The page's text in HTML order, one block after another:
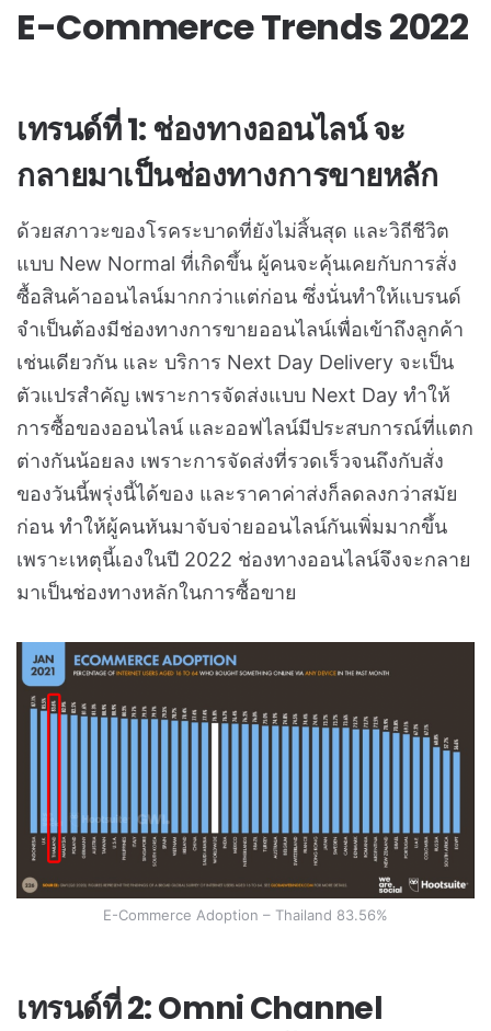
E-Commerce Trends 2022
เทรนด์ที่ 1: ช่องทางออนไลน์ จะ
กลายมาเป็นช่องทางการขายหลัก
ด้วยสภาวะของโรคระบาดที่ยังไม่สิ้นสุด และวิถีชีวิต
แบบ New Normal ที่เกิดขึ้น ผู้คนจะคุ้นเคยกับการสั่ง
ซื้อสินค้าออนไลน์มากกว่าแต่ก่อน ซึ่งนั่นทำให้แบรนด์
จำเป็นต้องมีช่องทางการขายออนไลน์เพื่อเข้าถึงลูกค้า
เช่นเดียวกัน และ บริการ Next Day Delivery จะเป็น
ตัวแปรสำคัญ เพราะการจัดส่งแบบ Next Day ทำให้
การซื้อของออนไลน์ และออฟไลน์มีประสบการณ์ที่แตก
ต่างกันน้อยลง เพราะการจัดส่งที่รวดเร็วจนถึงกับสั่ง
ของวันนี้พรุ่งนี้ได้ของ และราคาค่าส่งก็ลดลงกว่าสมัย
ก่อน ทำให้ผู้คนหันมาจับจ่ายออนไลน์กันเพิ่มมากขึ้น
เพราะเหตุนี้เองในปี 2022 ช่องทางออนไลน์จึงจะกลาย
มาเป็นช่องทางหลักในการซื้อขาย
E-Commerce Adoption – Thailand 83.56%
เทรนด์ที่ 2: Omni Channel